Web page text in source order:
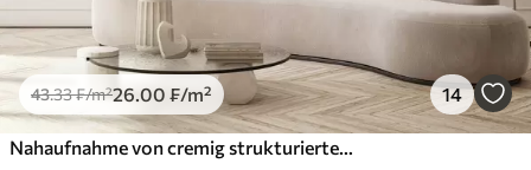
43.33₣/m²26.00 ₣/m² 14